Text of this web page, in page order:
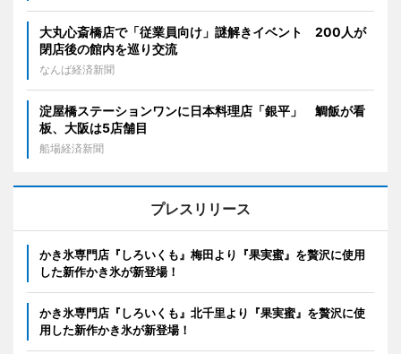
大丸心斎橋店で「従業員向け」謎解きイベント 200人が
閉店後の館内を巡り交流
なんば経済新聞
淀屋橋ステーションワンに日本料理店「銀平」 鯛飯が看
板、大阪は5店舗目
船場経済新聞
プレスリリース
かき氷専門店『しろいくも』梅田より『果実蜜』を贅沢に使用
した新作かき氷が新登場！
かき氷専門店『しろいくも』北千里より『果実蜜』を贅沢に使
用した新作かき氷が新登場！